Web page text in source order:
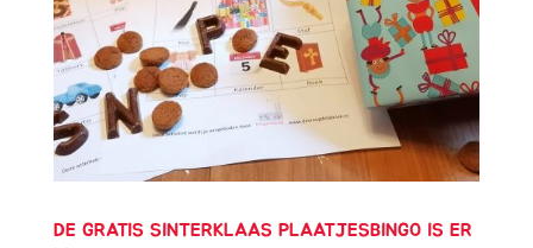
DE GRATIS SINTERKLAAS PLAATJESBINGO IS ER